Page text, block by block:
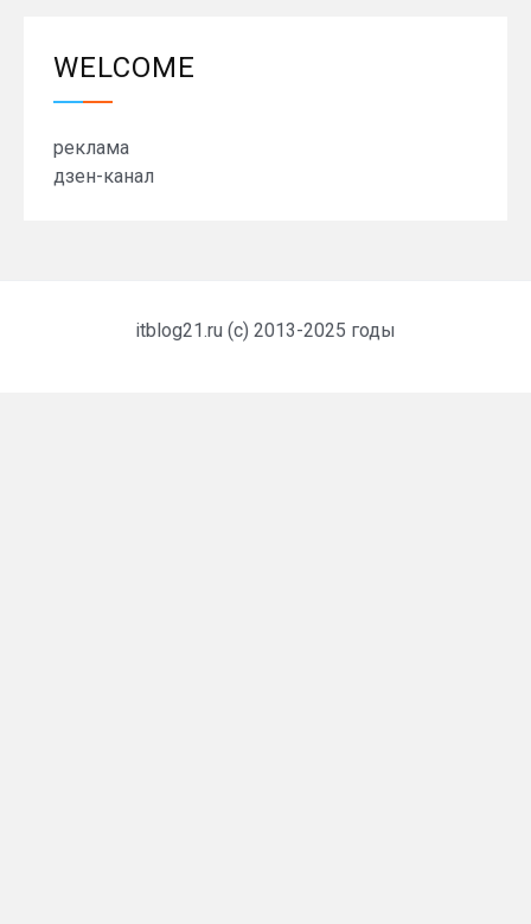
WELCOME
реклама
дзен-канал
itblog21.ru (c) 2013-2025 годы